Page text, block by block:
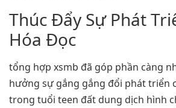
Thúc Đẩy Sự Phát
Hóa Đọc
tổng hợp xsmb đã góp phần càng
hưởng sự gắng gắng đổi phát triển
trong tuổi teen đất dung dịch hình